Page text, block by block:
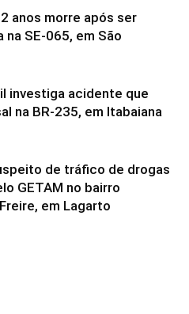
anos morre após ser
na SE-065, em São
investiga acidente que
na BR-235, em Itabaiana
de tráfico de drogas
GETAM no bairro
em Lagarto